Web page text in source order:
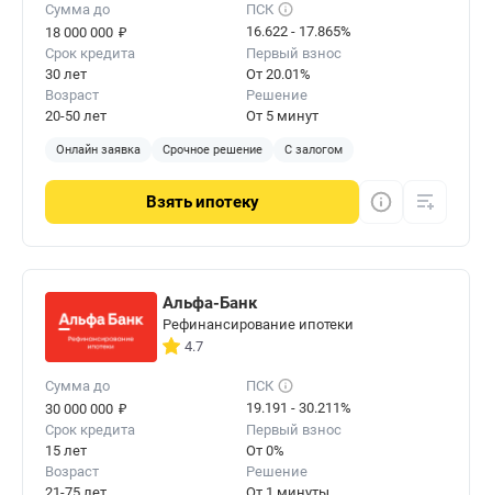
Сумма до
18 000 000 ₽
ПСК
16.622 - 17.865%
Срок кредита
30 лет
Первый взнос
От 20.01%
Возраст
20-50 лет
Решение
От 5 минут
Онлайн заявка Срочное решение С залогом
Взятьипотеку
Альфа-Банк
Рефинансирование ипотеки
4.7
Сумма до
30 000 000 ₽
ПСК
19.191 - 30.211%
Срок кредита
15 лет
Первый взнос
От 0%
Возраст
Решение